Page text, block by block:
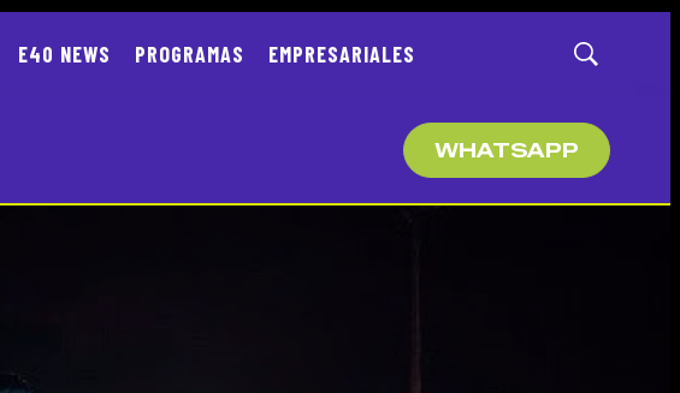
E40 NEWS PROGRAMAS EMPRESARIALES
Mostrar
WHATSAPP